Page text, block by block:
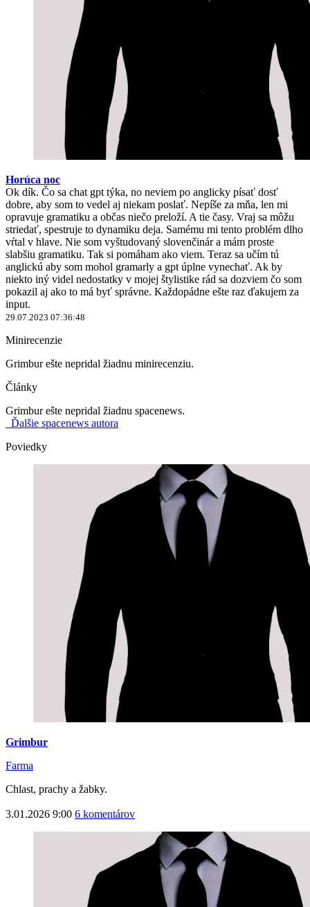
Horúca noc
Ok dík. Čo sa chat gpt týka, no neviem po anglicky písať dosť
dobre, aby som to vedel aj niekam poslať. Nepíše za mňa, len mi
opravuje gramatiku a občas niečo preloží. A tie časy. Vraj sa môžu
striedať, spestruje to dynamiku deja. Samému mi tento problém dlho
vŕtal v hlave. Nie som vyštudovaný slovenčinár a mám proste
slabšiu gramatiku. Tak si pomáham ako viem. Teraz sa učím tú
anglickú aby som mohol gramarly a gpt úplne vynechať. Ak by
niekto iný videl nedostatky v mojej štylistike rád sa dozviem čo som
pokazil aj ako to má byť správne. Každopádne ešte raz ďakujem za
input.
29.07.2023 07:36:48
Minirecenzie
Grimbur ešte nepridal žiadnu minirecenziu.
Články
Grimbur ešte nepridal žiadnu spacenews.
Ďalšie spacenews autora
Poviedky
Grimbur
Farma
Chlast, prachy a žabky.
3.01.2026 9:00 6 komentárov